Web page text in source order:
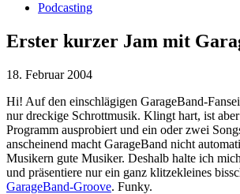
Podcasting
Erster kurzer Jam mit
18. Februar 2004
Hi! Auf den einschlägigen GarageBand-
nur dreckige Schrottmusik. Klingt hart, ist aber
Programm ausprobiert und ein oder zwei
anscheinend macht GarageBand nicht
Musikern gute Musiker. Deshalb halte ich
und präsentiere nur ein ganz klitzekleines
GarageBand-Groove. Funky.